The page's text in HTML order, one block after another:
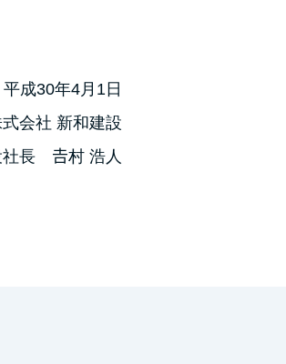
平成30年4月1日
会社 新和建設
社長 𠮷村 浩人